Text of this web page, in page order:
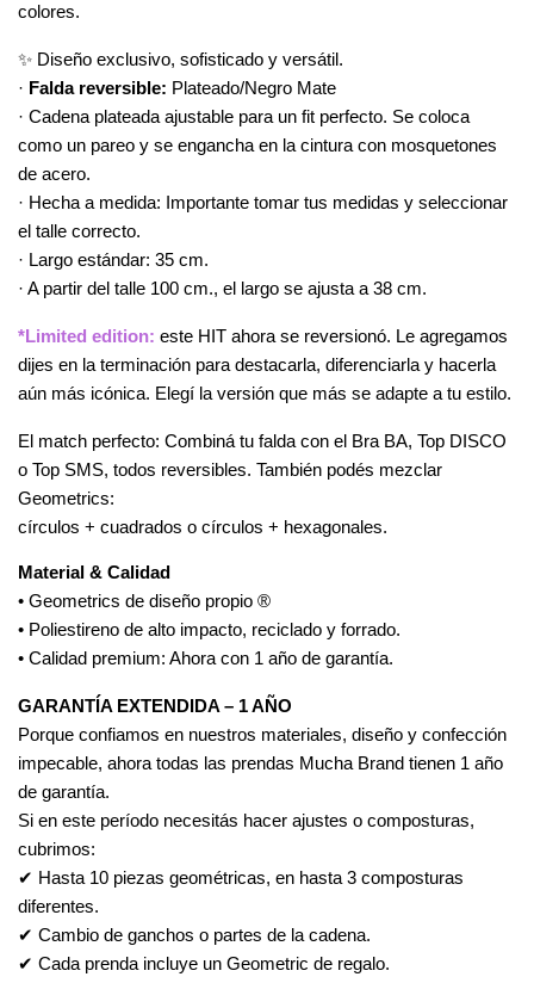
colores.
✨ Diseño exclusivo, sofisticado y versátil.
· Falda reversible: Plateado/Negro Mate
· Cadena plateada ajustable para un fit perfecto. Se coloca
como un pareo y se engancha en la cintura con mosquetones
de acero.
· Hecha a medida: Importante tomar tus medidas y seleccionar
el talle correcto.
· Largo estándar: 35 cm.
· A partir del talle 100 cm., el largo se ajusta a 38 cm.
*Limited edition: este HIT ahora se reversionó. Le agregamos
dijes en la terminación para destacarla, diferenciarla y hacerla
aún más icónica. Elegí la versión que más se adapte a tu estilo.
El match perfecto: Combiná tu falda con el Bra BA, Top DISCO
o Top SMS, todos reversibles. También podés mezclar
Geometrics:
círculos + cuadrados o círculos + hexagonales.
Material & Calidad
• Geometrics de diseño propio ®
• Poliestireno de alto impacto, reciclado y forrado.
• Calidad premium: Ahora con 1 año de garantía.
GARANTÍA EXTENDIDA – 1 AÑO
Porque confiamos en nuestros materiales, diseño y confección
impecable, ahora todas las prendas Mucha Brand tienen 1 año
de garantía.
Si en este período necesitás hacer ajustes o composturas,
cubrimos:
✔ Hasta 10 piezas geométricas, en hasta 3 composturas
diferentes.
✔ Cambio de ganchos o partes de la cadena.
✔ Cada prenda incluye un Geometric de regalo.